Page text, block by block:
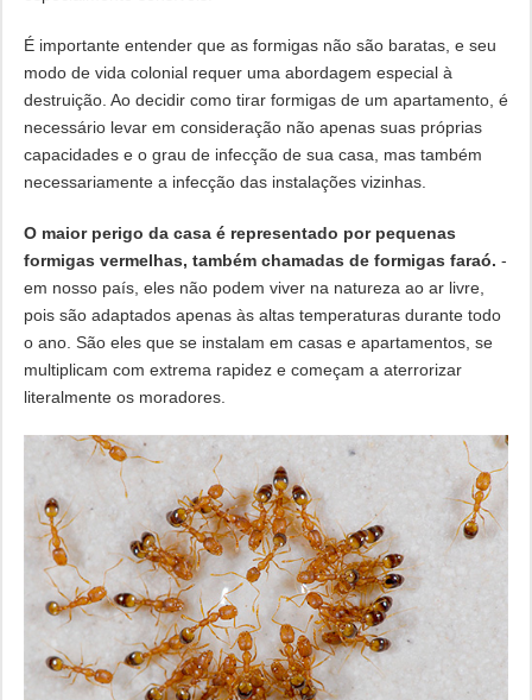
É importante entender que as formigas não são baratas, e seu
modo de vida colonial requer uma abordagem especial à
destruição. Ao decidir como tirar formigas de um apartamento, é
necessário levar em consideração não apenas suas próprias
capacidades e o grau de infecção de sua casa, mas também
necessariamente a infecção das instalações vizinhas.
O maior perigo da casa é representado por pequenas
formigas vermelhas, também chamadas de formigas faraó. -
em nosso país, eles não podem viver na natureza ao ar livre,
pois são adaptados apenas às altas temperaturas durante todo
o ano. São eles que se instalam em casas e apartamentos, se
multiplicam com extrema rapidez e começam a aterrorizar
literalmente os moradores.